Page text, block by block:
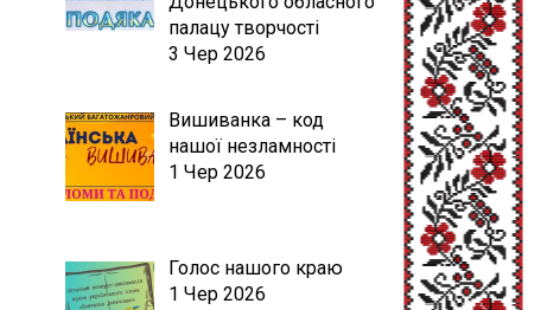
палацу творчості
3 Чер 2026
Вишиванка – код
нашої незламності
1 Чер 2026
Голос нашого краю
1 Чер 2026